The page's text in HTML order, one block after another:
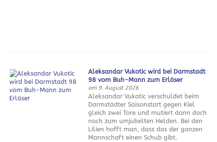
Aleksandar Vukotic wird bei Darmstadt
98 vom Buh-Mann zum Erlöser
am 9. August 2026
Aleksandar Vukotic verschuldet beim
Darmstädter Saisonstart gegen Kiel
gleich zwei Tore und mutiert dann doch
noch zum umjubelten Helden. Bei den
Lilien hofft man, dass das der ganzen
Mannschaft einen Schub gibt.